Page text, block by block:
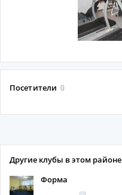
Посетители 0
Другие клубы в этом районе
Форма